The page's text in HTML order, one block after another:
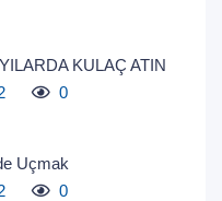
KULAÇ ATIN
0
Uçmak
0